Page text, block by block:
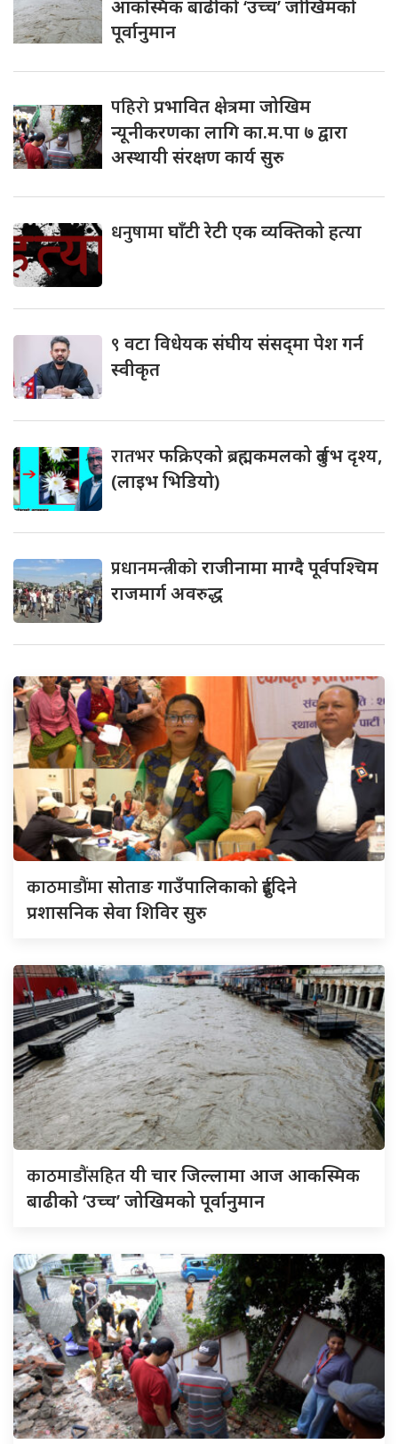
आकस्मिक बाढीको ‘उच्च’ जोखिमको
पूर्वानुमान
पहिरोप्रभावित क्षेत्रमा जोखिम
न्यूनीकरणका लागि का.म.पा ७ द्वारा
अस्थायी संरक्षण कार्य सुरु
धनुषामाघाँटी रेटी एक व्यक्तिको हत्या
९ वटा विधेयक संघीय संसद्‌मा पेश गर्न
स्वीकृत
रातभरफक्रिएको ब्रह्मकमलको दुर्लभ दृश्य,
(लाइभ भिडियो)
प्रधानमन्त्रीकोराजीनामा माग्दै पूर्वपश्चिम
राजमार्ग अवरुद्ध
काठमाडौंमासोताङ गाउँपालिकाको दुईदिने
प्रशासनिक सेवा शिविर सुरु
काठमाडौंसहितयी चार जिल्लामा आज आकस्मिक
बाढीको ‘उच्च’ जोखिमको पूर्वानुमान